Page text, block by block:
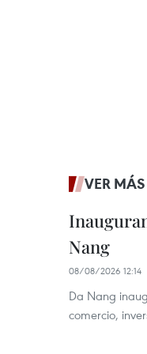
VER MÁS
Nang
08/08/2026 12:14
Da Nang
comercio,